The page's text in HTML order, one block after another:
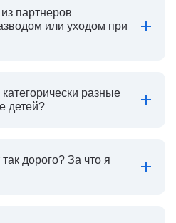
партнеров
или уходом при
разные
детей?
дорого? За что я